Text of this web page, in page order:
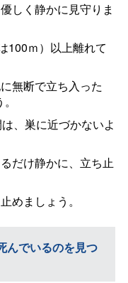
しく静かに見守りま
100ｍ）以上離れて
無断で立ち入った
、巣に近づかないよ
だけ静かに、立ち止
めましょう。
んでいるのを見つ